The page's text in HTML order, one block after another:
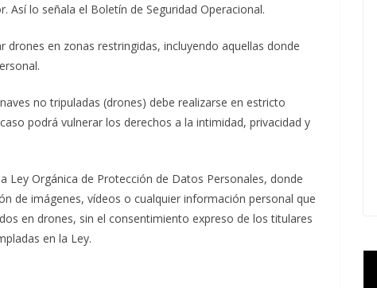
Así lo señala el Boletín de Seguridad Operacional.
en zonas restringidas, incluyendo aquellas donde
no tripuladas (drones) debe realizarse en estricto
podrá vulnerar los derechos a la intimidad, privacidad y
Ley Orgánica de Protección de Datos Personales, donde
de imágenes, vídeos o cualquier información personal que
en drones, sin el consentimiento expreso de los titulares
en la Ley.